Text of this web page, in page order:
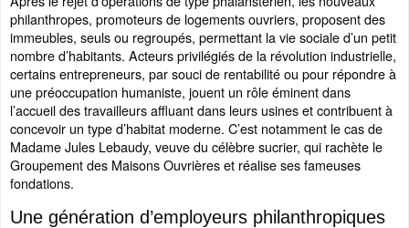
philanthropes, promoteurs de logements ouvriers, proposent des
immeubles, seuls ou regroupés, permettant la vie sociale d’un petit
nombre d’habitants. Acteurs privilégiés de la révolution industrielle,
certains entrepreneurs, par souci de rentabilité ou pour répondre à
une préoccupation humaniste, jouent un rôle éminent dans
l’accueil des travailleurs affluant dans leurs usines et contribuent à
concevoir un type d’habitat moderne. C’est notamment le cas de
Madame Jules Lebaudy, veuve du célèbre sucrier, qui rachète le
Groupement des Maisons Ouvrières et réalise ses fameuses
fondations.
Une génération d’employeurs philanthropiques